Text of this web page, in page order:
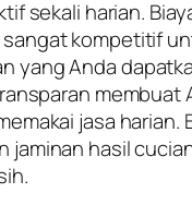
sekali harian.
kompetitif
yang Anda
membuat
jasa harian.
jaminan hasil